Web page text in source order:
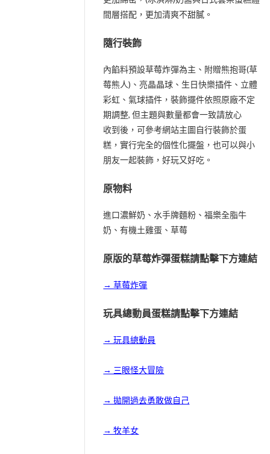
間層搭配，更加清爽不甜膩。
隨行裝飾
內餡料預設草莓炸彈為主、附贈熊抱哥(草
莓熊人)、亮晶晶球、生日快樂插件、立體
彩虹、氣球插件，裝飾擺件依照原廠不定
期調整, 但主題與數量都會一致請放心
收到後，可參考網站主圖自行裝飾於蛋
糕，實行完全的個性化擺盤，也可以與小
朋友一起裝飾，好玩又好吃。
原物料
進口濃鮮奶、水手牌麵粉、福樂全脂牛
奶、有機土雞蛋、草莓
原版的草莓炸彈蛋糕請點擊下方連結
→ 草莓炸彈
玩具總動員蛋糕請點擊下方連結
→ 玩具總動員
→ 三眼怪大冒險
→ 拋開過去勇敢做自己
→ 牧羊女